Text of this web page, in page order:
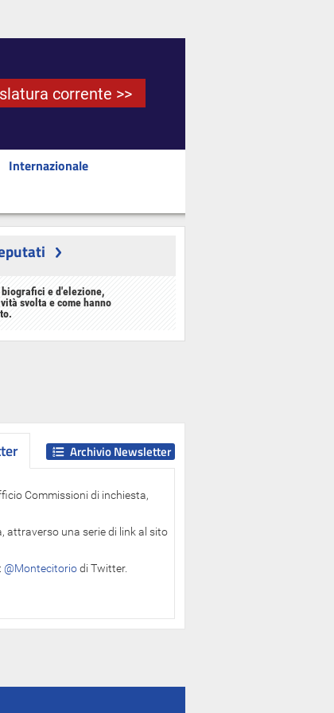
corrente >>
Internazionale
e d'elezione,
svolta e come hanno
Commissioni di inchiesta,
attraverso una serie di link al sito
@Montecitoriodi Twitter.
Archivio Newsletter